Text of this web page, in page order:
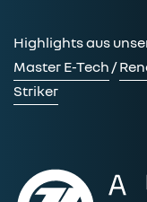
Highlights aus
Master E-Tech /
Striker